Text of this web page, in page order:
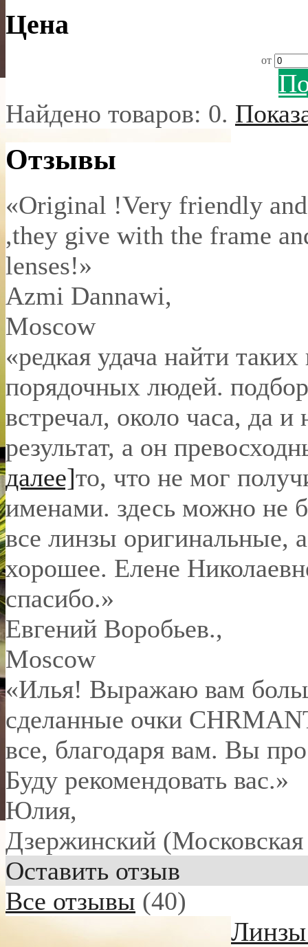
Цена
от
Найдено товаров: 0.
Отзывы
«Original !Very friendly
,they give with the frame
lenses!»
Azmi Dannawi,
Moscow
«редкая удача найти
порядочных людей.
встречал, около часа, да и
результат, а он
далее]то, что не мог
именами. здесь можно не
все линзы оригинальные,
хорошее. Елене
спасибо.»
Евгений Воробьев.,
Moscow
«Илья! Выражаю вам
сделанные очки
все, благодаря вам. Вы
Буду рекомендовать вас.»
Юлия,
Дзержинский (Московская
Оставить отзыв
Все отзывы (40)